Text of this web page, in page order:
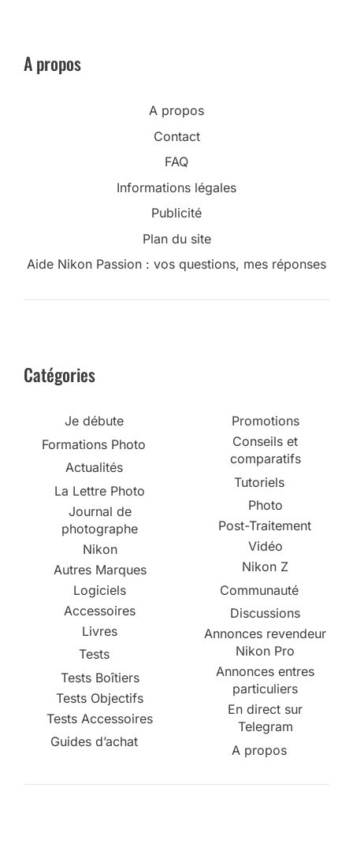
A propos
A propos
Contact
FAQ
Informations légales
Publicité
Plan du site
Aide Nikon Passion : vos questions, mes réponses
Catégories
Je débute
Formations Photo
Actualités
La Lettre Photo
Journal de
photographe
Nikon
Autres Marques
Logiciels
Accessoires
Livres
Tests
Tests Boîtiers
Tests Objectifs
Tests Accessoires
Guides d’achat
Promotions
Conseils et
comparatifs
Tutoriels
Photo
Post-Traitement
Vidéo
Nikon Z
Communauté
Discussions
Annonces revendeur
Nikon Pro
Annonces entres
particuliers
En direct sur
Telegram
A propos